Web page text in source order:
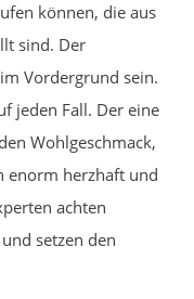
können, die aus
sind. Der
Vordergrund sein.
jeden Fall. Der eine
Wohlgeschmack,
enorm herzhaft und
achten
setzen den